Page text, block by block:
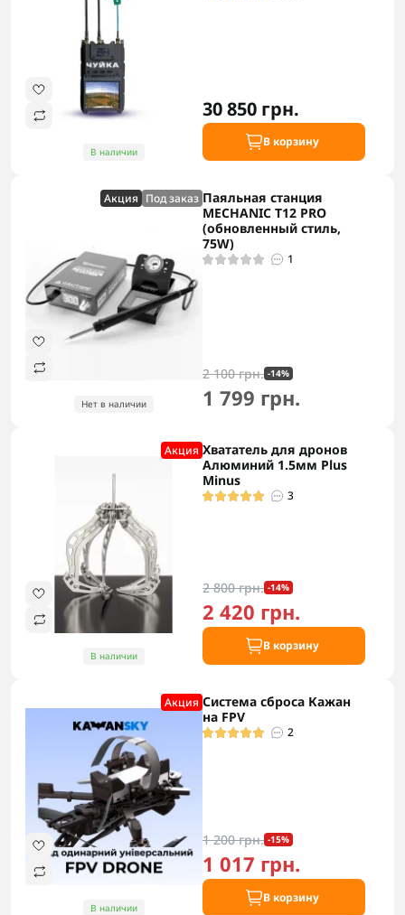
В наличии
30 850 грн.
В корзину
Акция Под заказ
Нет в наличии
Паяльная станция
MECHANIC T12 PRO
(обновленный стиль,
75W)
1
2 100 грн. -14%
1 799 грн.
Акция
В наличии
Хвататель для дронов
Алюминий 1.5мм Plus
Minus
3
2 800 грн. -14%
2 420 грн.
В корзину
Акция
В наличии
Система сброса Кажан
на FPV
2
1 200 грн. -15%
1 017 грн.
В корзину